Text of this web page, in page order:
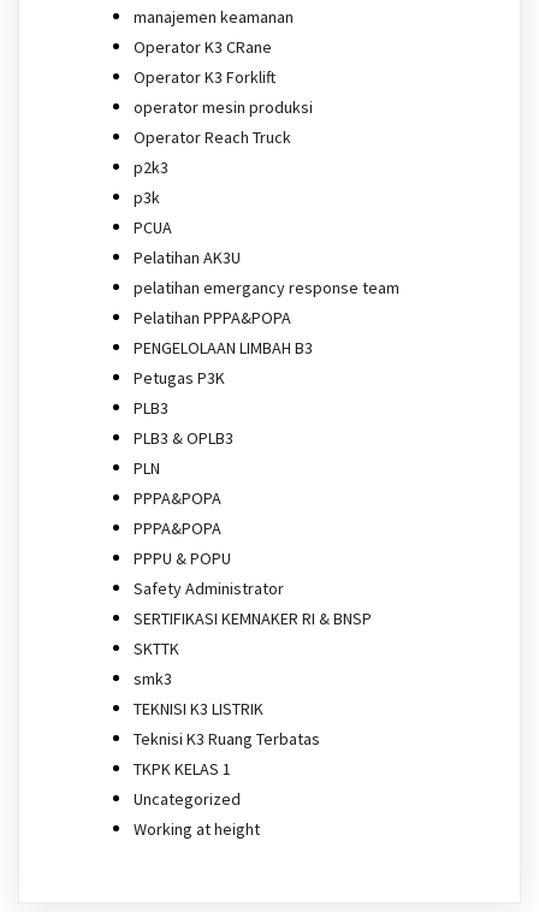
manajemen keamanan
Operator K3 CRane
Operator K3 Forklift
operator mesin produksi
Operator Reach Truck
p2k3
p3k
PCUA
Pelatihan AK3U
pelatihan emergancy response team
Pelatihan PPPA&POPA
PENGELOLAAN LIMBAH B3
Petugas P3K
PLB3
PLB3 & OPLB3
PLN
PPPA&POPA
PPPA&POPA
PPPU & POPU
Safety Administrator
SERTIFIKASI KEMNAKER RI & BNSP
SKTTK
smk3
TEKNISI K3 LISTRIK
Teknisi K3 Ruang Terbatas
TKPK KELAS 1
Uncategorized
Working at height